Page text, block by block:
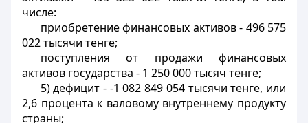
числе:
приобретение финансовых активов - 496 575
022 тысячи тенге;
поступления от продажи финансовых
активов государства - 1 250 000 тысяч тенге;
5) дефицит - -1 082 849 054 тысячи тенге, или
2,6 процента к валовому внутреннему продукту
страны;